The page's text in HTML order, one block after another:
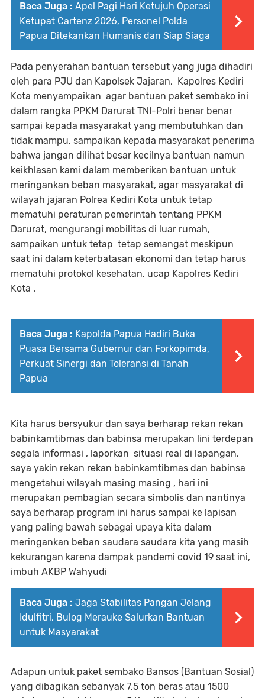
Baca Juga : Apel Pagi Hari Ketujuh Operasi
Ketupat Cartenz 2026, Personel Polda
Papua Ditekankan Humanis dan Siap Siaga
Pada penyerahan bantuan tersebut yang juga dihadiri
oleh para PJU dan Kapolsek Jajaran, Kapolres Kediri
Kota menyampaikan agar bantuan paket sembako ini
dalam rangka PPKM Darurat TNI-Polri benar benar
sampai kepada masyarakat yang membutuhkan dan
tidak mampu, sampaikan kepada masyarakat penerima
bahwa jangan dilihat besar kecilnya bantuan namun
keikhlasan kami dalam memberikan bantuan untuk
meringankan beban masyarakat, agar masyarakat di
wilayah jajaran Polrea Kediri Kota untuk tetap
mematuhi peraturan pemerintah tentang PPKM
Darurat, mengurangi mobilitas di luar rumah,
sampaikan untuk tetap tetap semangat meskipun
saat ini dalam keterbatasan ekonomi dan tetap harus
mematuhi protokol kesehatan, ucap Kapolres Kediri
Kota .
Baca Juga : Kapolda Papua Hadiri Buka
Puasa Bersama Gubernur dan Forkopimda,
Perkuat Sinergi dan Toleransi di Tanah
Papua
Kita harus bersyukur dan saya berharap rekan rekan
babinkamtibmas dan babinsa merupakan lini terdepan
segala informasi , laporkan situasi real di lapangan,
saya yakin rekan rekan babinkamtibmas dan babinsa
mengetahui wilayah masing masing , hari ini
merupakan pembagian secara simbolis dan nantinya
saya berharap program ini harus sampai ke lapisan
yang paling bawah sebagai upaya kita dalam
meringankan beban saudara saudara kita yang masih
kekurangan karena dampak pandemi covid 19 saat ini,
imbuh AKBP Wahyudi
Baca Juga : Jaga Stabilitas Pangan Jelang
Idulfitri, Bulog Merauke Salurkan Bantuan
untuk Masyarakat
Adapun untuk paket sembako Bansos (Bantuan Sosial)
yang dibagikan sebanyak 7,5 ton beras atau 1500